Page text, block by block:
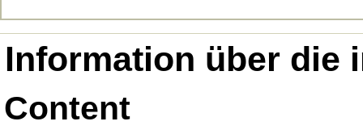
Information über die
Content